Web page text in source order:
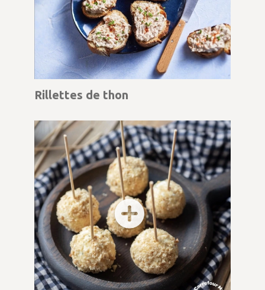
Rillettes de thon